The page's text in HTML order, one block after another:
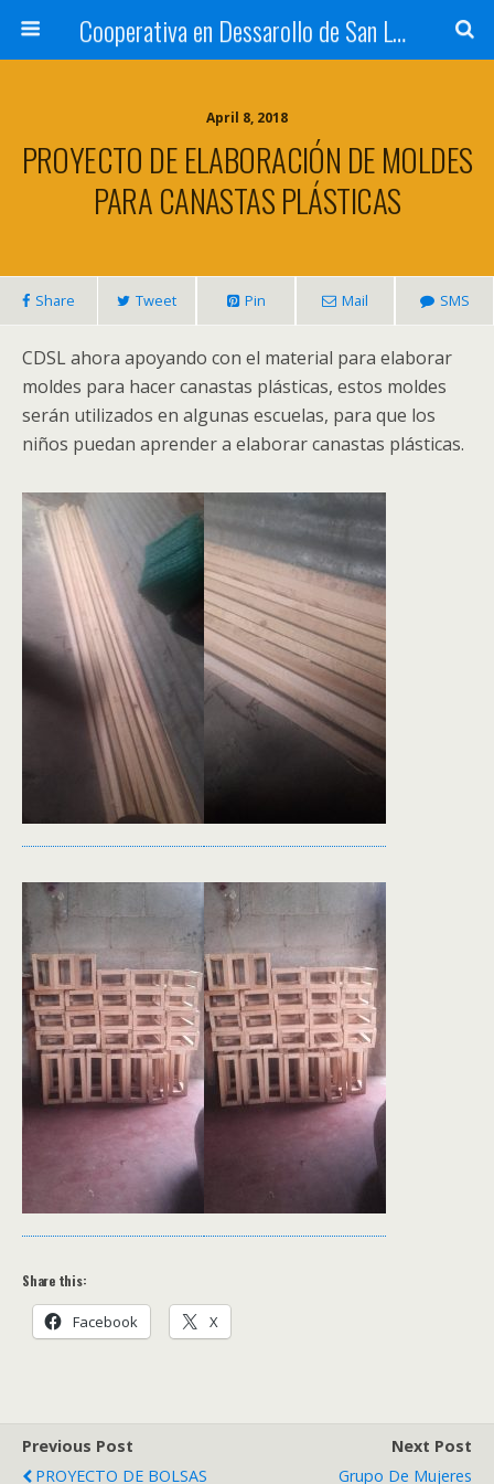
Cooperativa en Dessarollo de San Luis
April 8, 2018
PROYECTO DE ELABORACIÓN DE MOLDES
PARA CANASTAS PLÁSTICAS
Share Tweet Pin Mail SMS
CDSL ahora apoyando con el material para elaborar
moldes para hacer canastas plásticas, estos moldes
serán utilizados en algunas escuelas, para que los
niños puedan aprender a elaborar canastas plásticas.
Share this:
Facebook X
Previous Post
PROYECTO DE BOLSAS
Next Post
Grupo De Mujeres